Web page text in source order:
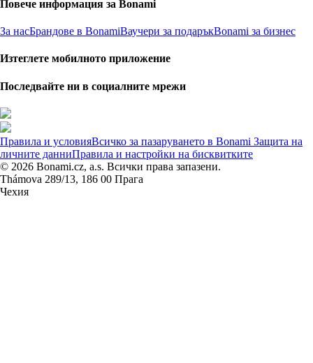
Повече информация за Bonami
За насБрандове в BonamiВаучери за подаръкBonami за бизнес
Изтеглете мобилното приложение
Последвайте ни в социалните мрежи
Правила и условияВсичко за пазаруването в Bonami Защита на
личните данниПравила и настройки на бисквитките
© 2026 Bonami.cz, a.s. Всички права запазени.
Thámova 289/13, 186 00 Прага
Чехия